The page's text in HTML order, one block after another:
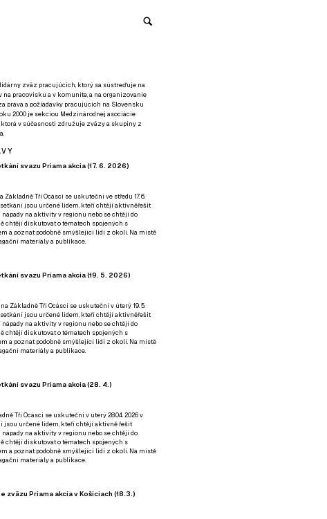
zväz pracujúcich, ktorý sa sústreďuje na
na pracovisku a v komunite, a na organizovanie
práva a požiadavky pracujúcich na Slovensku
2000 je sekciou Medzinárodnej asociácie
ktorá v súčasnosti združuje zväzy a skupiny z
svazu Priama akcia (17. 6. 2026)
Základně Tři Ocásci se uskuteční ve středu 17. 6.
setkání jsou určené lidem, kteří chtějí aktivněřešit
na aktivity v regionu nebo se chtějí do
chtějí diskutovat o tématech spojených s
a poznat podobně smýšlející lidi z okolí. Na místě
materiály a publikace.
svazu Priama akcia (19. 5. 2026)
Základně Tři Ocásci se uskuteční v úterý 19. 5.
setkání jsou určené lidem, kteří chtějí aktivněřešit
na aktivity v regionu nebo se chtějí do
chtějí diskutovat o tématech spojených s
a poznat podobně smýšlející lidi z okolí. Na místě
materiály a publikace.
svazu Priama akcia (28. 4.)
Tři Ocásci se uskuteční v úterý 28.04. 2026 v
jsou určené lidem, kteří chtějí aktivně řešit
na aktivity v regionu nebo se chtějí do
chtějí diskutovat o tématech spojených s
a poznat podobně smýšlející lidi z okolí. Na místě
materiály a publikace.
Priama akcia v Košiciach (18.3.)